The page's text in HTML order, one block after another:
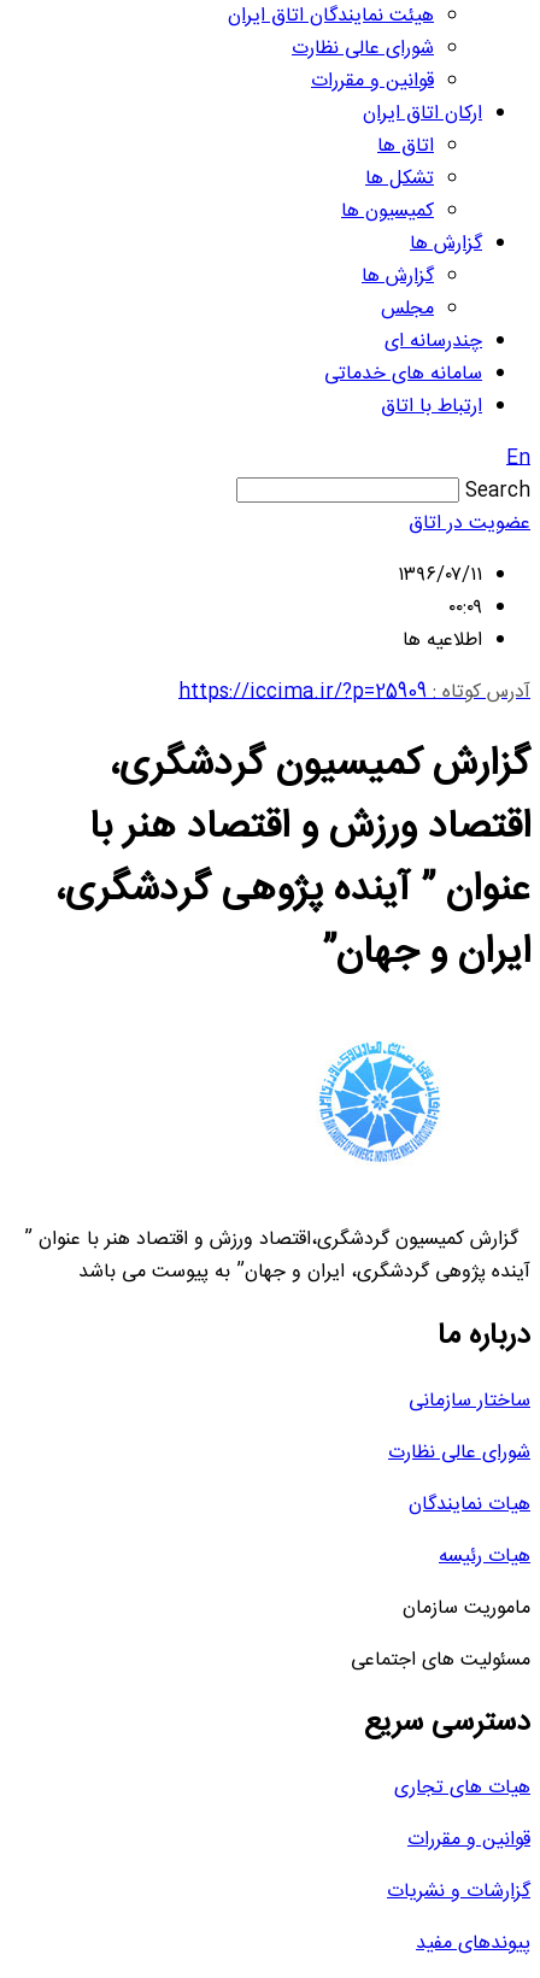
هیئت نمایندگان اتاق ایران
شورای عالی نظارت
قوانین و مقررات
ارکان اتاق ایران
اتاق ها
تشکل ها
کمیسیون ها
گزارش ها
گزارش ها
مجلس
چندرسانه ای
سامانه های خدماتی
ارتباط با اتاق
En
Search
عضویت در اتاق
۱۳۹۶/۰۷/۱۱
۰۰:۰۹
اطلاعیه ها
آدرس کوتاه :https://iccima.ir/?p=25909
گزارش کمیسیون گردشگری،
اقتصاد ورزش و اقتصاد هنر با
عنوان ” آینده پژوهی گردشگری،
ایران و جهان”
گزارش کمیسیون گردشگری،اقتصاد ورزش و اقتصاد هنر با عنوان ”
آینده پژوهی گردشگری، ایران و جهان” به پیوست می باشد
درباره ما
ساختار سازمانی
شورای عالی نظارت
هیات نمایندگان
هیات رئیسه
ماموریت سازمان
مسئولیت های اجتماعی
دسترسی سریع
هیات های تجاری
قوانین و مقررات
گزارشات و نشریات
پیوندهای مفید